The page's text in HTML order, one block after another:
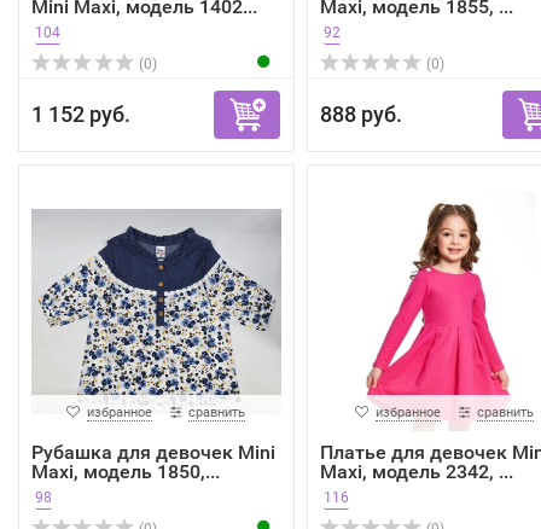
Mini Maxi, модель 1402...
104
(0)
1 152 руб.
Maxi, модель 1855, ...
92
(0)
888 руб.
избранное сравнить
Рубашка для девочек Mini
Maxi, модель 1850,...
98
избранное сравнить
Платье для девочек
Maxi, модель 2342, ...
116